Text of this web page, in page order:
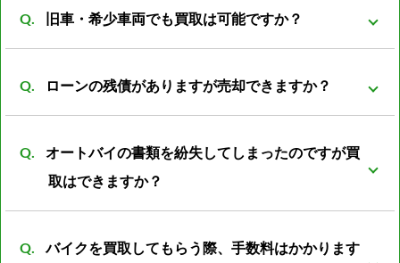
状態ですとマイナス評価となる車両もあります。
可能です。 一般的に廃車費用は8000～数万円かかると
言われています。 事故車を所有していても利用価値は
なく、処分する際には必ず廃車費用がかかります。 バ
旧車・希少車両でも買取は可能ですか？
たりと扱える会社が少ない為、売却が難しいとされて
います。 しかし弊社は経験豊富な査定員がいる為、安
心してご売却頂けるかと思います。
ローンの残債がありますが売却できますか？
たあとの残金をお振込みとさせて頂きます。
オートバイの書類を紛失してしまったのですが買
取はできますか？
済の書類の紛失の場合は再発行の際に廃車した際の日
バイクを買取してもらう際、手数料はかかります